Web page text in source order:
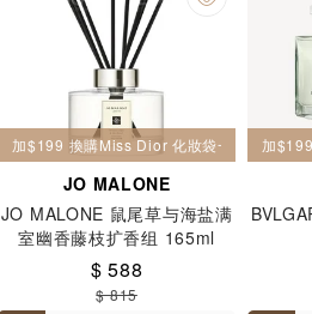
加$199 換購Miss Dior 化妝袋一個
JO MALONE
JO MALONE 鼠尾草与海盐满
室幽香藤枝扩香组 165ml
$ 588
$ 815
加